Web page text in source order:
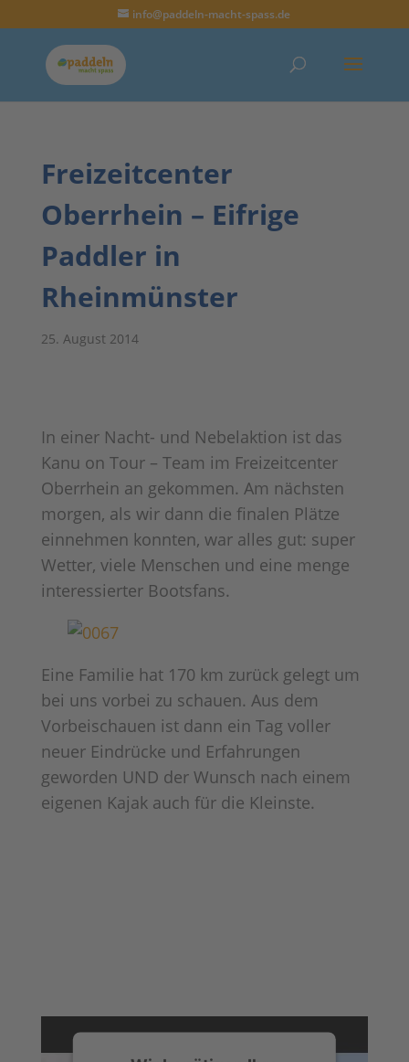
info@paddeln-macht-spass.de
Freizeitcenter
Oberrhein – Eifrige
Paddler in
Rheinmünster
25. August 2014
In einer Nacht- und Nebelaktion ist das
Kanu on Tour – Team im Freizeitcenter
Oberrhein an gekommen. Am nächsten
morgen, als wir dann die finalen Plätze
einnehmen konnten, war alles gut: super
Wetter, viele Menschen und eine menge
interessierter Bootsfans.
Eine Familie hat 170 km zurück gelegt um
bei uns vorbei zu schauen. Aus dem
Vorbeischauen ist dann ein Tag voller
neuer Eindrücke und Erfahrungen
geworden UND der Wunsch nach einem
eigenen Kajak auch für die Kleinste.